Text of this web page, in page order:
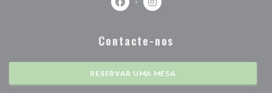
Facebook ((abre numa nova janela))
Instagram ((abre numa nova
Contacte-nos
RESERVAR UMA MESA